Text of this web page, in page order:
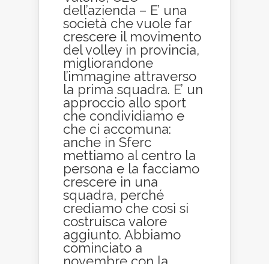
dell’azienda – E’ una
società che vuole far
crescere il movimento
del volley in provincia,
migliorandone
l’immagine attraverso
la prima squadra. E’ un
approccio allo sport
che condividiamo e
che ci accomuna:
anche in Sferc
mettiamo al centro la
persona e la facciamo
crescere in una
squadra, perché
crediamo che così si
costruisca valore
aggiunto. Abbiamo
cominciato a